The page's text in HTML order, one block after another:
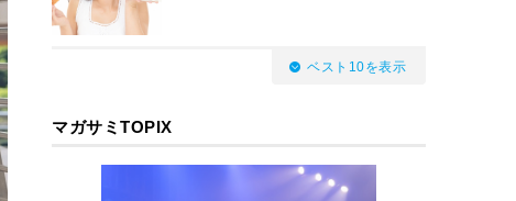
ベスト10を表示
マガサミTOPIX